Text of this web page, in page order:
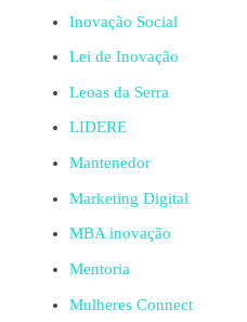
Inovação Social
Lei de Inovação
Leoas da Serra
LIDERE
Mantenedor
Marketing Digital
MBA inovação
Mentoria
Mulheres Connect